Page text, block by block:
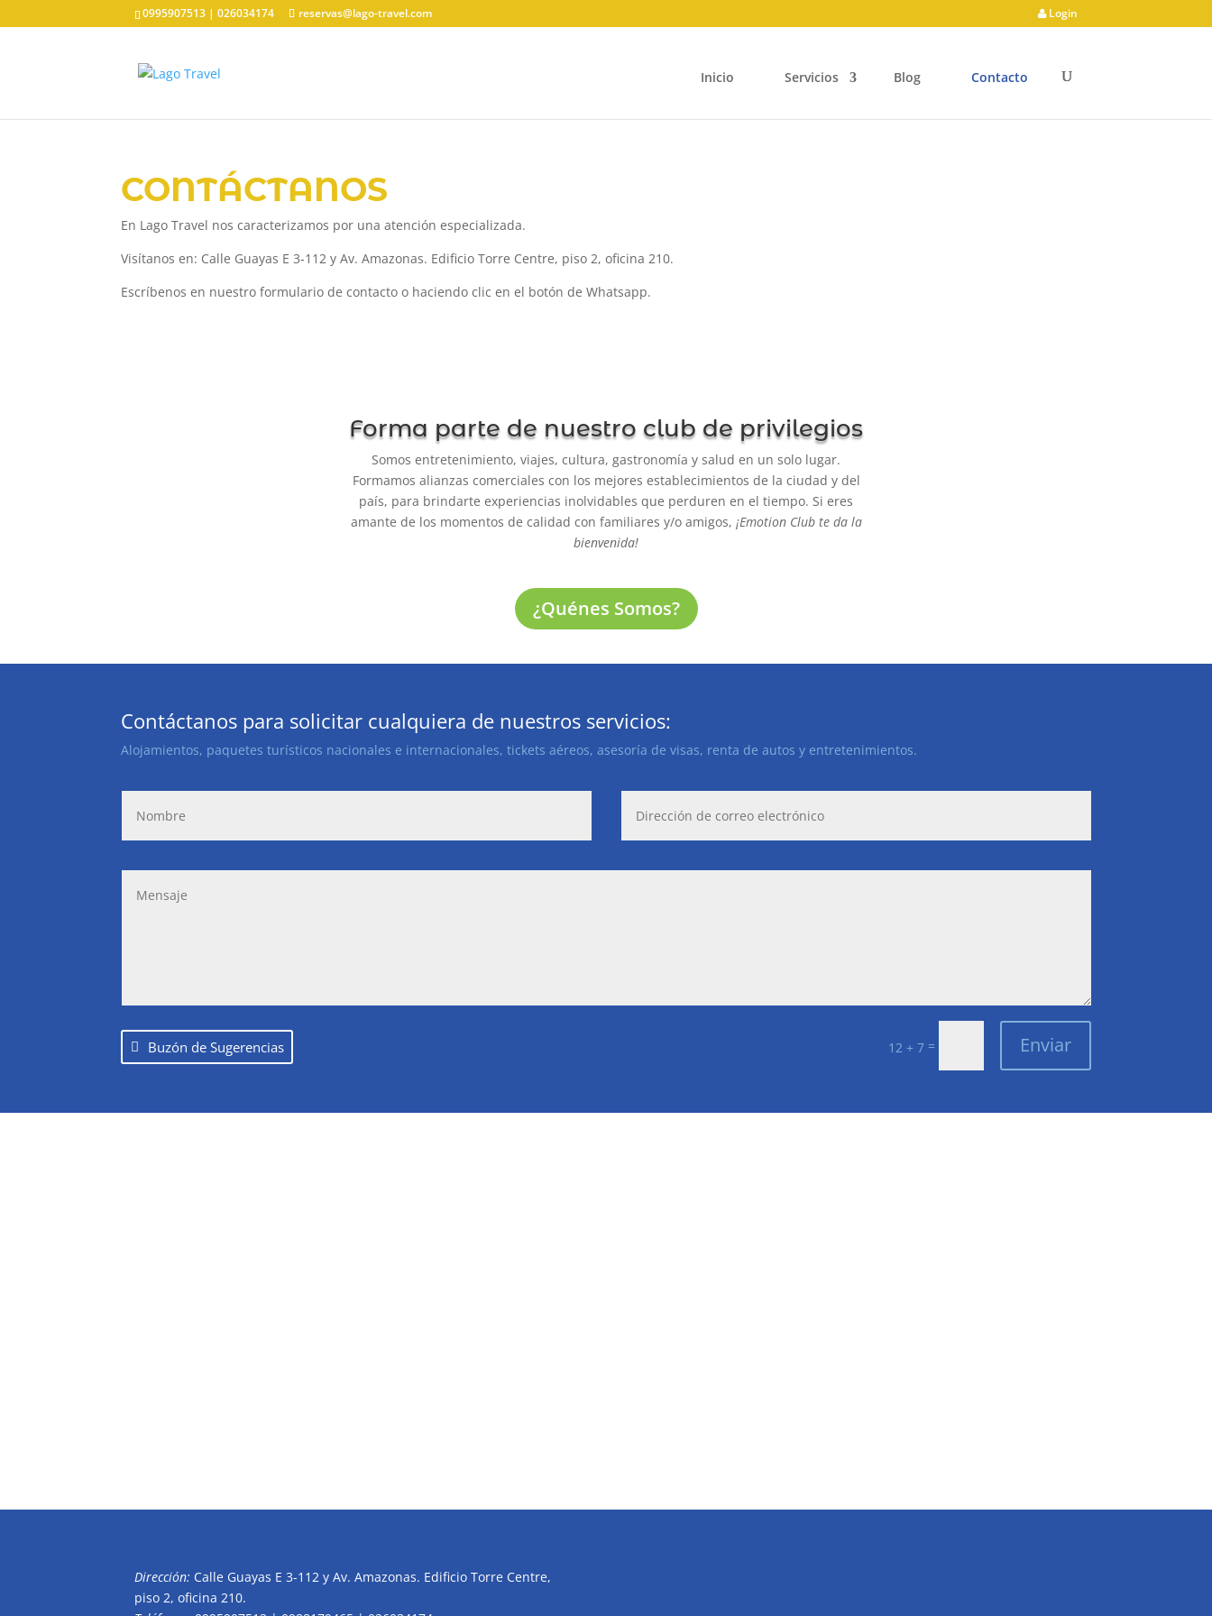
0995907513 | 026034174 reservas@lago-travel.com Login
Inicio Servicios Blog Contacto
CONTÁCTANOS
En Lago Travel nos caracterizamos por una atención especializada.
Visítanos en: Calle Guayas E 3-112 y Av. Amazonas. Edificio Torre Centre, piso 2, oficina 210.
Escríbenos en nuestro formulario de contacto o haciendo clic en el botón de Whatsapp.
Forma parte de nuestro club de privilegios
Somos entretenimiento, viajes, cultura, gastronomía y salud en un solo lugar.
Formamos alianzas comerciales con los mejores establecimientos de la ciudad y del
país, para brindarte experiencias inolvidables que perduren en el tiempo. Si eres
amante de los momentos de calidad con familiares y/o amigos, ¡Emotion Club te da la
bienvenida!
¿Quénes Somos?
Contáctanos para solicitar cualquiera de nuestros servicios:
Alojamientos, paquetes turísticos nacionales e internacionales, tickets aéreos, asesoría de visas, renta de autos y entretenimientos.
12 + 7= Enviar
Buzón de Sugerencias
Dirección: Calle Guayas E 3-112 y Av. Amazonas. Edificio Torre Centre,
piso 2, oficina 210.